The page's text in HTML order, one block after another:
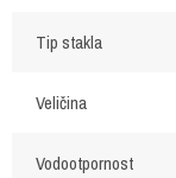
Tip stakla
Veličina
Vodootpornost